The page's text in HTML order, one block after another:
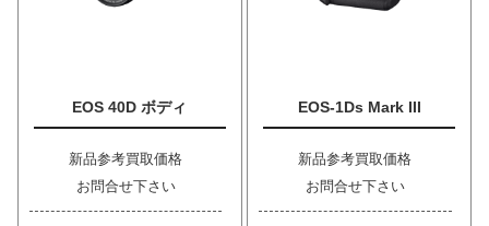
EOS 40D ボディ
新品参考買取価格
お問合せ下さい
EOS-1Ds Mark III
新品参考買取価格
お問合せ下さい